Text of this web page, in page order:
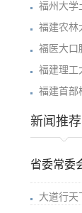
福州大学
福建农林
福医大口
福建理工
福建首部
新闻推荐
省委常委
大道行